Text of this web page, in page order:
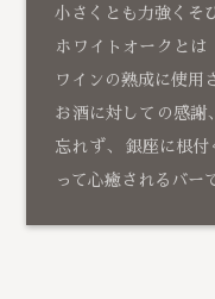
小さくとも力強くそ
ホワイトオークと
ワインの熟成に使用
お酒に対しての感謝
忘れず、 銀座に根
って心癒されるバー